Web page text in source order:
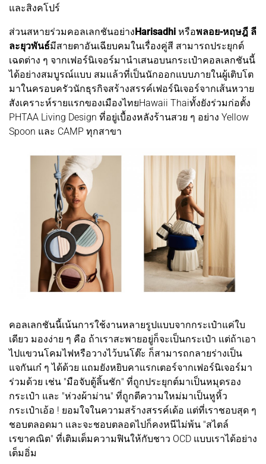
และสิงคโปร์
ส่วนสหายร่วมคอลเลกชันอย่างHarisadhi หรือพลอย-หฤษฎี ลี
ละยุวพันธ์มีสายตาอันเฉียบคมในเรื่องคู่สี สามารถประยุกต์
เฉดต่าง ๆ จากเฟอร์นิเจอร์มานำเสนอบนกระเป๋าคอลเลกชันนี้
ได้อย่างสมบูรณ์แบบ สมแล้วที่เป็นนักออกแบบภายในผู้เติบโต
มาในครอบครัวนักธุรกิจสร้างสรรค์เฟอร์นิเจอร์จากเส้นหวาย
สังเคราะห์รายแรกของเมืองไทยHawaii Thaiทั้งยังร่วมก่อตั้ง
PHTAA Living Design ที่อยู่เบื้องหลังร้านสวย ๆ อย่าง Yellow
Spoon และ CAMP ทุกสาขา
คอลเลกชันนี้เน้นการใช้งานหลายรูปแบบจากกระเป๋าแค่ใบ
เดียว มองง่าย ๆ คือ ถ้าเราสะพายอยู่ก็จะเป็นกระเป๋า แต่ถ้าเอา
ไปแขวนโคมไฟหรือวางไว้บนโต๊ะ ก็สามารถกลายร่างเป็น
แจกันเก๋ ๆ ได้ด้วย แถมยังหยิบคาแรกเตอร์จากเฟอร์นิเจอร์มา
ร่วมด้วย เช่น "มือจับตู้ลิ้นชัก" ที่ถูกประยุกต์มาเป็นหมุดรอง
กระเป๋า และ "ห่วงผ้าม่าน" ที่ถูกตีความใหม่มาเป็นหูหิ้ว
กระเป๋าเอ้อ ! ยอมใจในความสร้างสรรค์เด้อ แต่ที่เราชอบสุด ๆ
ชอบตลอดมา และจะชอบตลอดไปก็คงหนีไม่พ้น "สไตล์
เรขาคณิต" ที่เติมเต็มความฟินให้กับชาว OCD แบบเราได้อย่าง
เต็มอิ่ม